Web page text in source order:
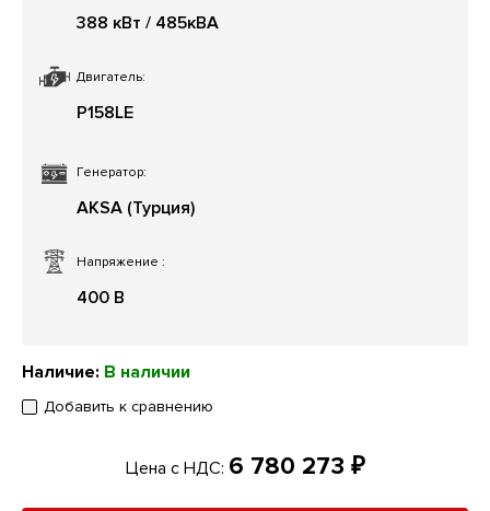
Двигатель:
P158LE
Напряжение :
400 В
388 кВт / 485кВА
Генератор:
AKSA (Турция)
Наличие: В наличии
Добавить к сравнению
Цена с НДС: 6 780 273 ₽